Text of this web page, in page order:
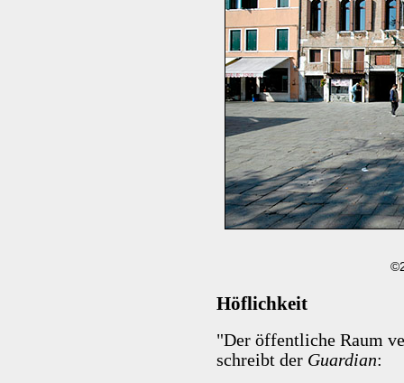
Höflichkeit
"Der öffentliche Raum
schreibt der Guardian: